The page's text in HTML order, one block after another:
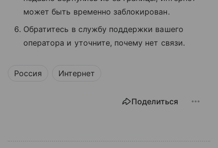
может быть временно заблокирован.
Обратитесь в службу поддержки вашего
оператора и уточните, почему нет связи.
Россия Интернет
Поделиться